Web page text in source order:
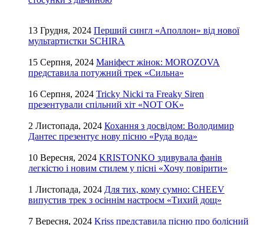
13 Грудня, 2024 Перший сингл «Аполлон» від нової
мультартистки SCHIRA
15 Серпня, 2024 Маніфест жінок: MOROZOVA
представила потужний трек «Сильна»
16 Серпня, 2024 Tricky Nicki та Freaky Siren
презентували спільний хіт «NOT OK»
2 Листопада, 2024 Кохання з досвідом: Володимир
Дантес презентує нову пісню «Руда вода»
10 Вересня, 2024 KRISTONKO здивувала фанів
легкістю і новим стилем у пісні «Хочу повірити»
1 Листопада, 2024 Для тих, кому сумно: CHEEV
випустив трек з осіннім настроєм «Тихий дощ»
7 Вересня, 2024 Kriss представила пісню про болісний